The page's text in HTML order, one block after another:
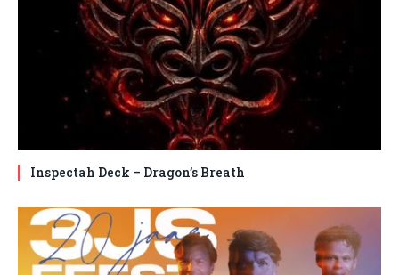
Inspectah Deck – Dragon’s Breath